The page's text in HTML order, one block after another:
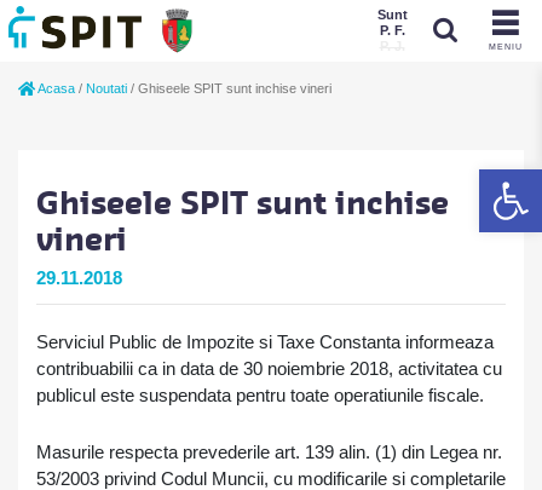
MENIU
Sunt
P. F.
Acasa / Noutati / Ghiseele SPIT sunt inchise vineri
Ghiseele SPIT sunt inchise
vineri
29.11.2018
Serviciul Public de Impozite si Taxe Constanta informeaza
contribuabilii ca in data de 30 noiembrie 2018, activitatea cu
publicul este suspendata pentru toate operatiunile fiscale.
Masurile respecta prevederile art. 139 alin. (1) din Legea nr.
53/2003 privind Codul Muncii, cu modificarile si completarile